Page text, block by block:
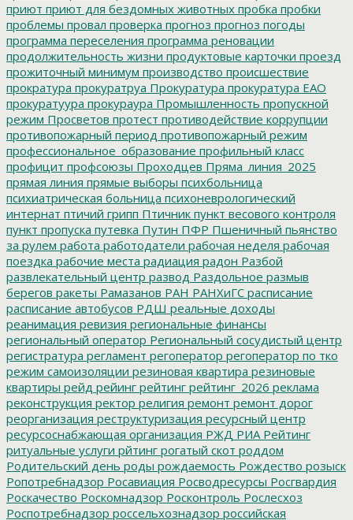
приют приют для бездомных животных пробка пробки
проблемы провал проверка прогноз прогноз погоды
программа переселения программа реновации
продолжительность жизни продуктовые карточки проезд
прожиточный минимум производство происшествие
прократура прокуратруа Прокуратура прокуратура ЕАО
прокуратуура прокураура Промышленность пропускной
режим Просветов протест противодействие коррупции
противопожарный период противопожарный режим
профессиональное_образование профильный класс
профицит профсоюзы Проходцев Пряма_линия_2025
прямая линия прямые выборы психбольница
психиатрическая больница психоневрологический
интернат птичий грипп Птичник пункт весового контроля
пункт пропуска путевка Путин ПФР Пшеничный пьянство
за рулем работа работодатели рабочая неделя рабочая
поездка рабочие места радиация радон Разбой
развлекательный центр развод Раздольное размыв
берегов ракеты Рамазанов РАН РАНХиГС расписание
расписание автобусов РДШ реальные доходы
реанимация ревизия региональные финансы
региональный оператор Региональный сосудистый центр
регистратура регламент регоператор регоператор по тко
режим самоизоляции резиновая квартира резиновые
квартиры рейд рейинг рейтинг рейтинг_2026 реклама
реконструкция ректор религия ремонт ремонт дорог
реорганизация реструктуризация ресурсный центр
ресурсоснабжающая организация РЖД РИА Рейтинг
ритуальные услуги рйтинг рогатый скот роддом
Родительский день роды рождаемость Рождество розыск
Ропотребнадзор Росавиация Росводресурсы Росгвардия
Роскачество Роскомнадзор Росконтроль Рослесхоз
Роспотребнадзор россельхознадзор российская